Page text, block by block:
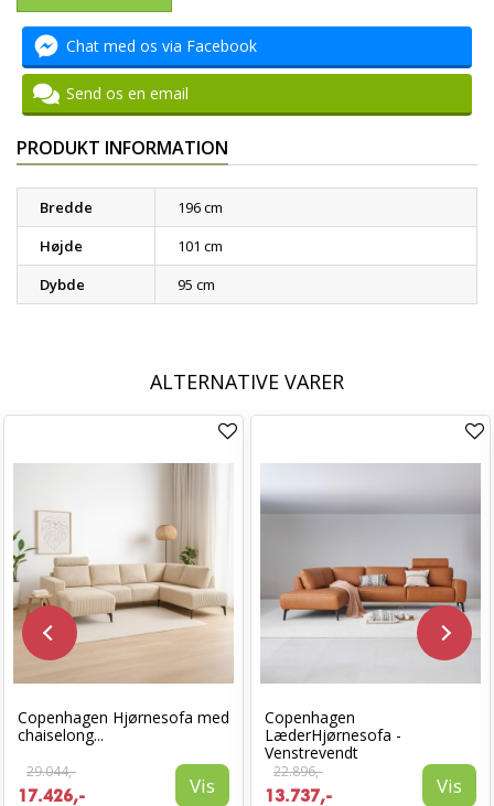
Chat med os via Facebook
Send os en email
PRODUKT INFORMATION
Bredde
196 cm
Højde
101 cm
Dybde
95 cm
ALTERNATIVE VARER
Copenhagen Hjørnesofa med
chaiselong...
29.044,-
17.426,- Vis
Copenhagen
LæderHjørnesofa -
Venstrevendt
22.896,-
13.737,- Vis